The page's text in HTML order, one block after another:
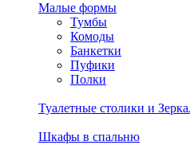
Малые формы
Тумбы
Комоды
Банкетки
Пуфики
Полки
Туалетные столики и
Шкафы в спальню